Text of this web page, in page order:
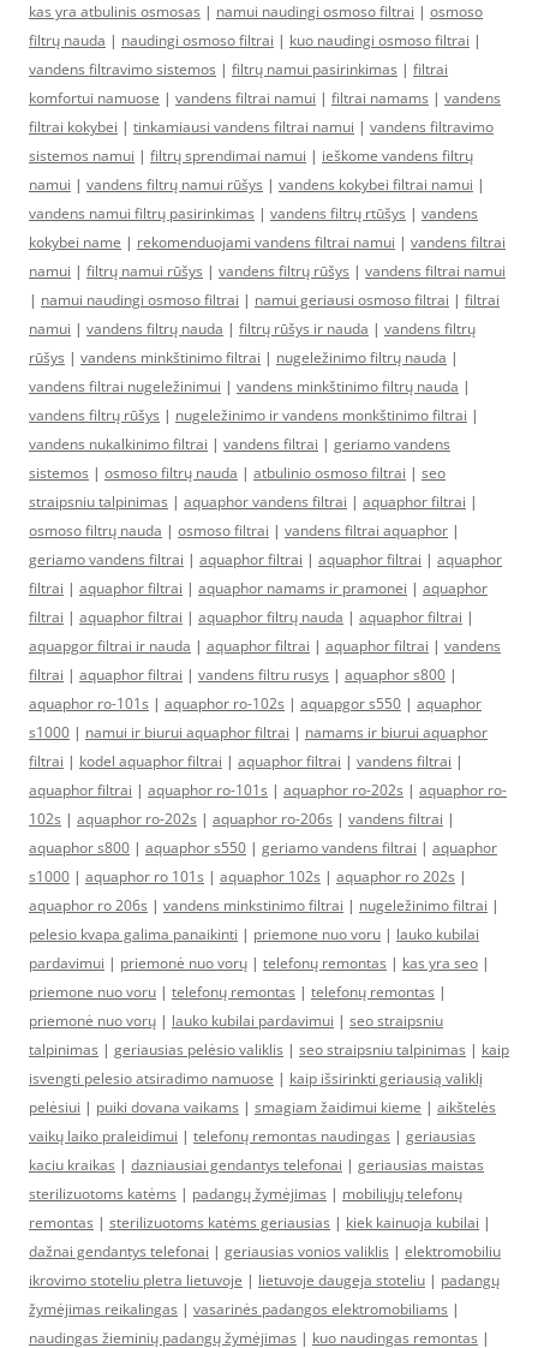
kas yra atbulinis osmosas | namui naudingi osmoso filtrai | osmoso
filtrų nauda | naudingi osmoso filtrai | kuo naudingi osmoso filtrai |
vandens filtravimo sistemos | filtrų namui pasirinkimas | filtrai
komfortui namuose | vandens filtrai namui | filtrai namams | vandens
filtrai kokybei | tinkamiausi vandens filtrai namui | vandens filtravimo
sistemos namui | filtrų sprendimai namui | ieškome vandens filtrų
namui | vandens filtrų namui rūšys | vandens kokybei filtrai namui |
vandens namui filtrų pasirinkimas | vandens filtrų rtūšys | vandens
kokybei name | rekomenduojami vandens filtrai namui | vandens filtrai
namui | filtrų namui rūšys | vandens filtrų rūšys | vandens filtrai namui
| namui naudingi osmoso filtrai | namui geriausi osmoso filtrai | filtrai
namui | vandens filtrų nauda | filtrų rūšys ir nauda | vandens filtrų
rūšys | vandens minkštinimo filtrai | nugeležinimo filtrų nauda |
vandens filtrai nugeležinimui | vandens minkštinimo filtrų nauda |
vandens filtrų rūšys | nugeležinimo ir vandens monkštinimo filtrai |
vandens nukalkinimo filtrai | vandens filtrai | geriamo vandens
sistemos | osmoso filtrų nauda | atbulinio osmoso filtrai | seo
straipsniu talpinimas | aquaphor vandens filtrai | aquaphor filtrai |
osmoso filtrų nauda | osmoso filtrai | vandens filtrai aquaphor |
geriamo vandens filtrai | aquaphor filtrai | aquaphor filtrai | aquaphor
filtrai | aquaphor filtrai | aquaphor namams ir pramonei | aquaphor
filtrai | aquaphor filtrai | aquaphor filtrų nauda | aquaphor filtrai |
aquapgor filtrai ir nauda | aquaphor filtrai | aquaphor filtrai | vandens
filtrai | aquaphor filtrai | vandens filtru rusys | aquaphor s800 |
aquaphor ro-101s | aquaphor ro-102s | aquapgor s550 | aquaphor
s1000 | namui ir biurui aquaphor filtrai | namams ir biurui aquaphor
filtrai | kodel aquaphor filtrai | aquaphor filtrai | vandens filtrai |
aquaphor filtrai | aquaphor ro-101s | aquaphor ro-202s | aquaphor ro-
102s | aquaphor ro-202s | aquaphor ro-206s | vandens filtrai |
aquaphor s800 | aquaphor s550 | geriamo vandens filtrai | aquaphor
s1000 | aquaphor ro 101s | aquaphor 102s | aquaphor ro 202s |
aquaphor ro 206s | vandens minkstinimo filtrai | nugeležinimo filtrai |
pelesio kvapa galima panaikinti | priemone nuo voru | lauko kubilai
pardavimui | priemonė nuo vorų | telefonų remontas | kas yra seo |
priemone nuo voru | telefonų remontas | telefonų remontas |
priemonė nuo vorų | lauko kubilai pardavimui | seo straipsniu
talpinimas | geriausias pelėsio valiklis | seo straipsniu talpinimas | kaip
isvengti pelesio atsiradimo namuose | kaip išsirinkti geriausią valiklį
pelėsiui | puiki dovana vaikams | smagiam žaidimui kieme | aikštelės
vaikų laiko praleidimui | telefonų remontas naudingas | geriausias
kaciu kraikas | dazniausiai gendantys telefonai | geriausias maistas
sterilizuotoms katėms | padangų žymėjimas | mobiliųjų telefonų
remontas | sterilizuotoms katėms geriausias | kiek kainuoja kubilai |
dažnai gendantys telefonai | geriausias vonios valiklis | elektromobiliu
ikrovimo stoteliu pletra lietuvoje | lietuvoje daugeja stoteliu | padangų
žymėjimas reikalingas | vasarinės padangos elektromobiliams |
naudingas žieminių padangų žymėjimas | kuo naudingas remontas |